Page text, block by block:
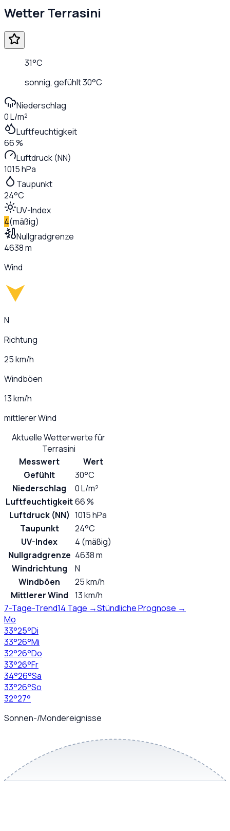
WetterTerrasini
31°C
sonnig, gefühlt30°C
Niederschlag
0 L/m²
Luftfeuchtigkeit
66 %
Luftdruck (NN)
1015 hPa
Taupunkt
24°C
UV-Index
4(mäßig)
Nullgradgrenze
4638 m
Wind
N
Richtung
25 km/h
Windböen
13 km/h
mittlerer Wind
Aktuelle Wetterwerte für
Terrasini
Messwert
Wert
Gefühlt
30°C
Niederschlag
0 L/m²
Luftfeuchtigkeit66 %
Luftdruck (NN) 1015 hPa
Taupunkt
24°C
UV-Index
4 (mäßig)
Nullgradgrenze 4638 m
Windrichtung
N
Windböen
25 km/h
Mittlerer Wind
13 km/h
7-Tage-Trend14 Tage →Stündliche Prognose →
Mo
33°25°Di
33°26°Mi
32°26°Do
33°26°Fr
34°26°Sa
33°26°So
32°27°
Sonnen-/Mondereignisse